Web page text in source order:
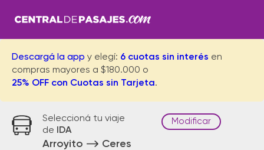
Descargá la app y elegí: 6 cuotas sin interés en
compras mayores a $180.000 o
25% OFF con Cuotas sin Tarjeta.
Seleccioná tu viaje
de
IDA
Arroyito Ceres
Modificar